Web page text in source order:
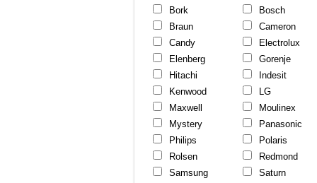
Bork
Bosch
Braun
Cameron
Candy
Electrolux
Elenberg
Gorenje
Hitachi
Indesit
Kenwood
LG
Maxwell
Moulinex
Mystery
Panasonic
Philips
Polaris
Rolsen
Redmond
Samsung
Saturn